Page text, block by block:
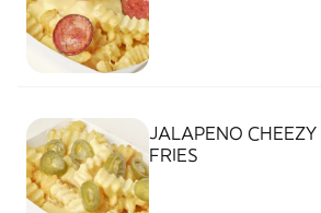
JALAPENO CHEEZY
FRIES